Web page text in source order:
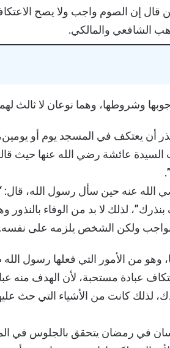
إن الصوم واجب ولا يصح
الشافعي والمالكي.
وشروطها، وهما نوعان لا ثالث
أن يعتكف في المسجد يوم أو
عائشة رضي الله عنها حيث
الله عنه حين سأل رسول الله، قال:
لذلك لا بد من الوفاء بالنذور
بواجب ولكن الشخص يلزمه على نفسه.
من الأمور التي فعلها رسول الله
عبادة مستحبة، لأن الهدف منه
لذلك كانت من الأشياء التي حث
في رمضان يتحقق بالجلوس في